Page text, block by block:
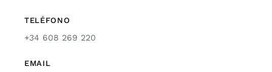
TELÉFONO
+34 608 269 220
EMAIL